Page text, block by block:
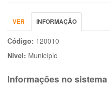
Abas
primárias
VER INFORMAÇÃO
ATIVA)
Código: 120010
Nível: Município
Informações no sistema